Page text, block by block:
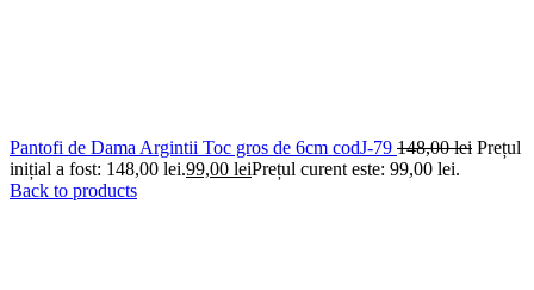
Pantofi de Dama Argintii Toc gros de 6cm codJ-79 148,00lei Prețul
inițial a fost: 148,00 lei.99,00 leiPrețul curent este: 99,00 lei.
Back to products